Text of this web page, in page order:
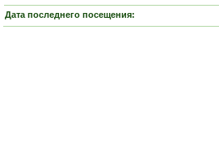
Дата последнего посещения: